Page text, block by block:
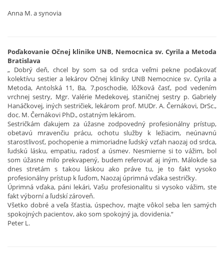
Anna M. a synovia
Poďakovanie Očnej klinike UNB, Nemocnica sv. Cyrila a Metoda
Bratislava
„ Dobrý deň, chcel by som sa od srdca veľmi pekne poďakovať
kolektívu sestier a lekárov Očnej kliniky UNB Nemocnice sv. Cyrila a
Metoda, Antolská 11, Ba, 7.poschodie, lôžková časť, pod vedením
vrchnej sestry, Mgr. Valérie Medekovej, staničnej sestry p. Gabriely
Hanáčkovej, iných sestričiek, lekárom prof. MUDr. A. Černákovi, DrSc.,
doc. M. Černákovi PhD., ostatným lekárom.
Sestričkám ďakujem za úžasne zodpovedný profesionálny prístup,
obetavú mravenčiu prácu, ochotu služby k ležiacim, neúnavnú
starostlivosť, pochopenie a mimoriadne ľudský vzťah naozaj od srdca,
ľudskú lásku, empatiu, radosť a úsmev. Nesmierne si to vážim, bol
som úžasne milo prekvapený, budem referovať aj iným. Málokde sa
dnes stretám s takou láskou ako práve tu, je to fakt vysoko
profesionálny prístup k ľuďom, Naozaj úprimná vďaka sestričky.
Úprimná vďaka, páni lekári, Vašu profesionalitu si vysoko vážim, ste
fakt výborní a ľudskí zároveň.
Všetko dobré a veľa šťastia, úspechov, majte vôkol seba len samých
spokojných pacientov, ako som spokojný ja, dovidenia.“
Peter L.